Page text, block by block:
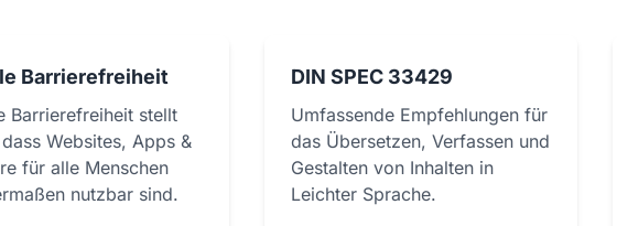
Barrierefreiheit
Barrierefreiheit stellt
Websites, Apps &
für alle Menschen
nutzbar sind.
DIN SPEC 33429
Umfassende Empfehlungen für
das Übersetzen, Verfassen und
Gestalten von Inhalten in
Leichter Sprache.